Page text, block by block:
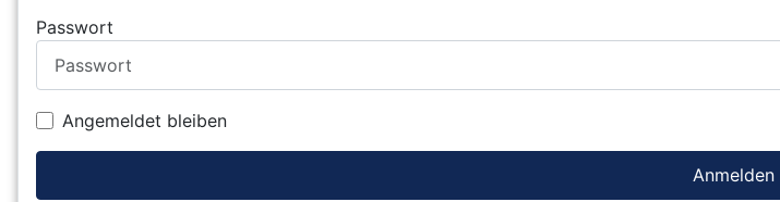
Passwort
Angemeldet bleiben
Anmelden